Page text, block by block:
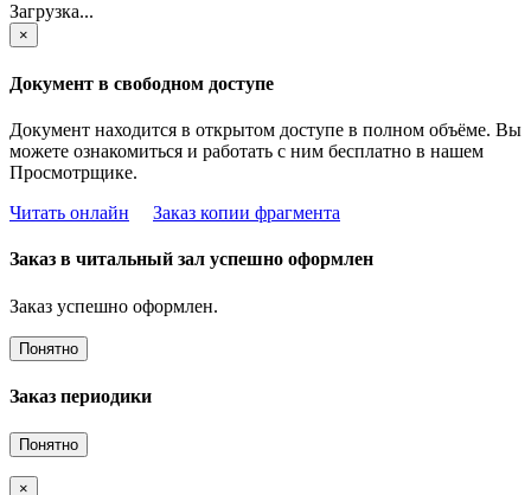
Загрузка...
×
Документ в свободном доступе
Документ находится в открытом доступе в полном объёме. Вы
можете ознакомиться и работать с ним бесплатно в нашем
Просмотрщике.
Читать онлайн
Заказ копии фрагмента
Заказ в читальный зал успешно оформлен
Заказ успешно оформлен.
Понятно
Заказ периодики
Понятно
×